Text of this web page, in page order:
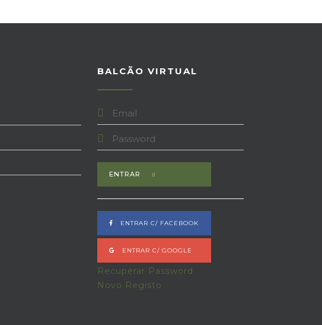
BALCÃO VIRTUAL
ENTRAR
ENTRAR C/ FACEBOOK
ENTRAR C/ GOOGLE
Recuperar Password
Novo Registo